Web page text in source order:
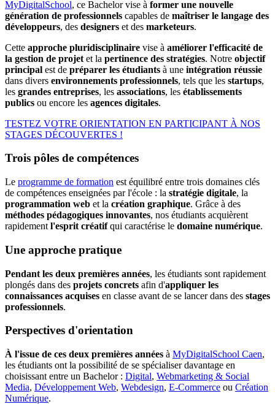
MyDigitalSchool, ce Bachelor vise à former une nouvelle
génération de professionnels capables de maîtriser le langage des
développeurs, des designers et des marketeurs.
Cette approche pluridisciplinaire vise à améliorer l'efficacité de
la gestion de projet et la pertinence des stratégies. Notre objectif
principal est de préparer les étudiants à une intégration réussie
dans divers environnements professionnels, tels que les startups,
les grandes entreprises, les associations, les établissements
publics ou encore les agences digitales.
TESTEZ VOTRE ORIENTATION EN PARTICIPANT À NOS
STAGES DÉCOUVERTES !
Trois pôles de compétences
Le programme de formation est équilibré entre trois domaines clés
de compétences enseignées par l'école : la stratégie digitale, la
programmation web et la création graphique. Grâce à des
méthodes pédagogiques innovantes, nos étudiants acquièrent
rapidement l'esprit créatifqui caractérise le domaine numérique.
Une approche pratique
Pendant les deux premières années, les étudiants sont rapidement
plongés dans des projets concrets afin d'appliquer les
connaissances acquises en classe avant de se lancer dans des stages
professionnels.
Perspectives d'orientation
À l'issue de ces deux premières années à MyDigitalSchool Caen,
les étudiants ont la possibilité de se spécialiser davantage en
choisissant entre un Bachelor : Digital, Webmarketing & Social
Media, Développement Web, Webdesign, E-Commerce ou Création
Numérique.